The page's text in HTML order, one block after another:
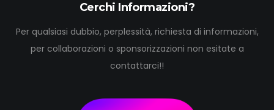
Cerchi Informazioni?
Per qualsiasi dubbio, perplessità, richiesta di informazioni,
per collaborazioni o sponsorizzazioni non esitate a
contattarci!!